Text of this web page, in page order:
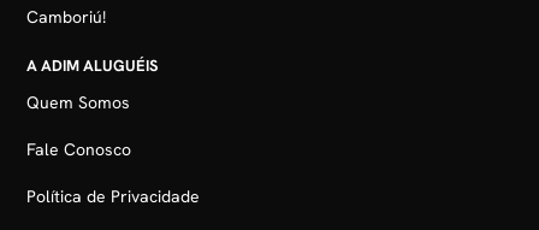
Camboriú!
A ADIM ALUGUÉIS
Quem Somos
Fale Conosco
Política de Privacidade